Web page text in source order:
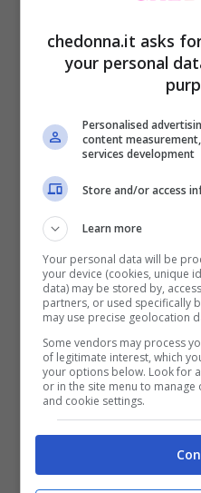
diverse strategie in
differenzae di
agio senza troppe
esempio è quello di
leggero che stia su
applicare su ogni
altro modo è quello
blusa corta e con
mettere su canotte
L’effetto sarà
sceglierai una
giocare con il vedo-
chedonna.it asks
your personal
Personalised
content
services development
Store and/or access
Learn more
Your personal data will be
your device (cookies, unique
data) may be stored by,
partners, or used specifically
may use precise geolocation
Some vendors may process
of legitimate interest, which
your options below. Look for
or in the site menu to
and cookie settings.